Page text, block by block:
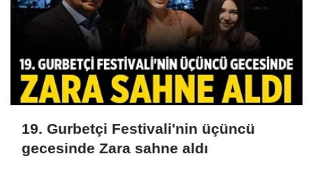
19. Gurbetçi Festivali'nin üçüncü
gecesinde Zara sahne aldı